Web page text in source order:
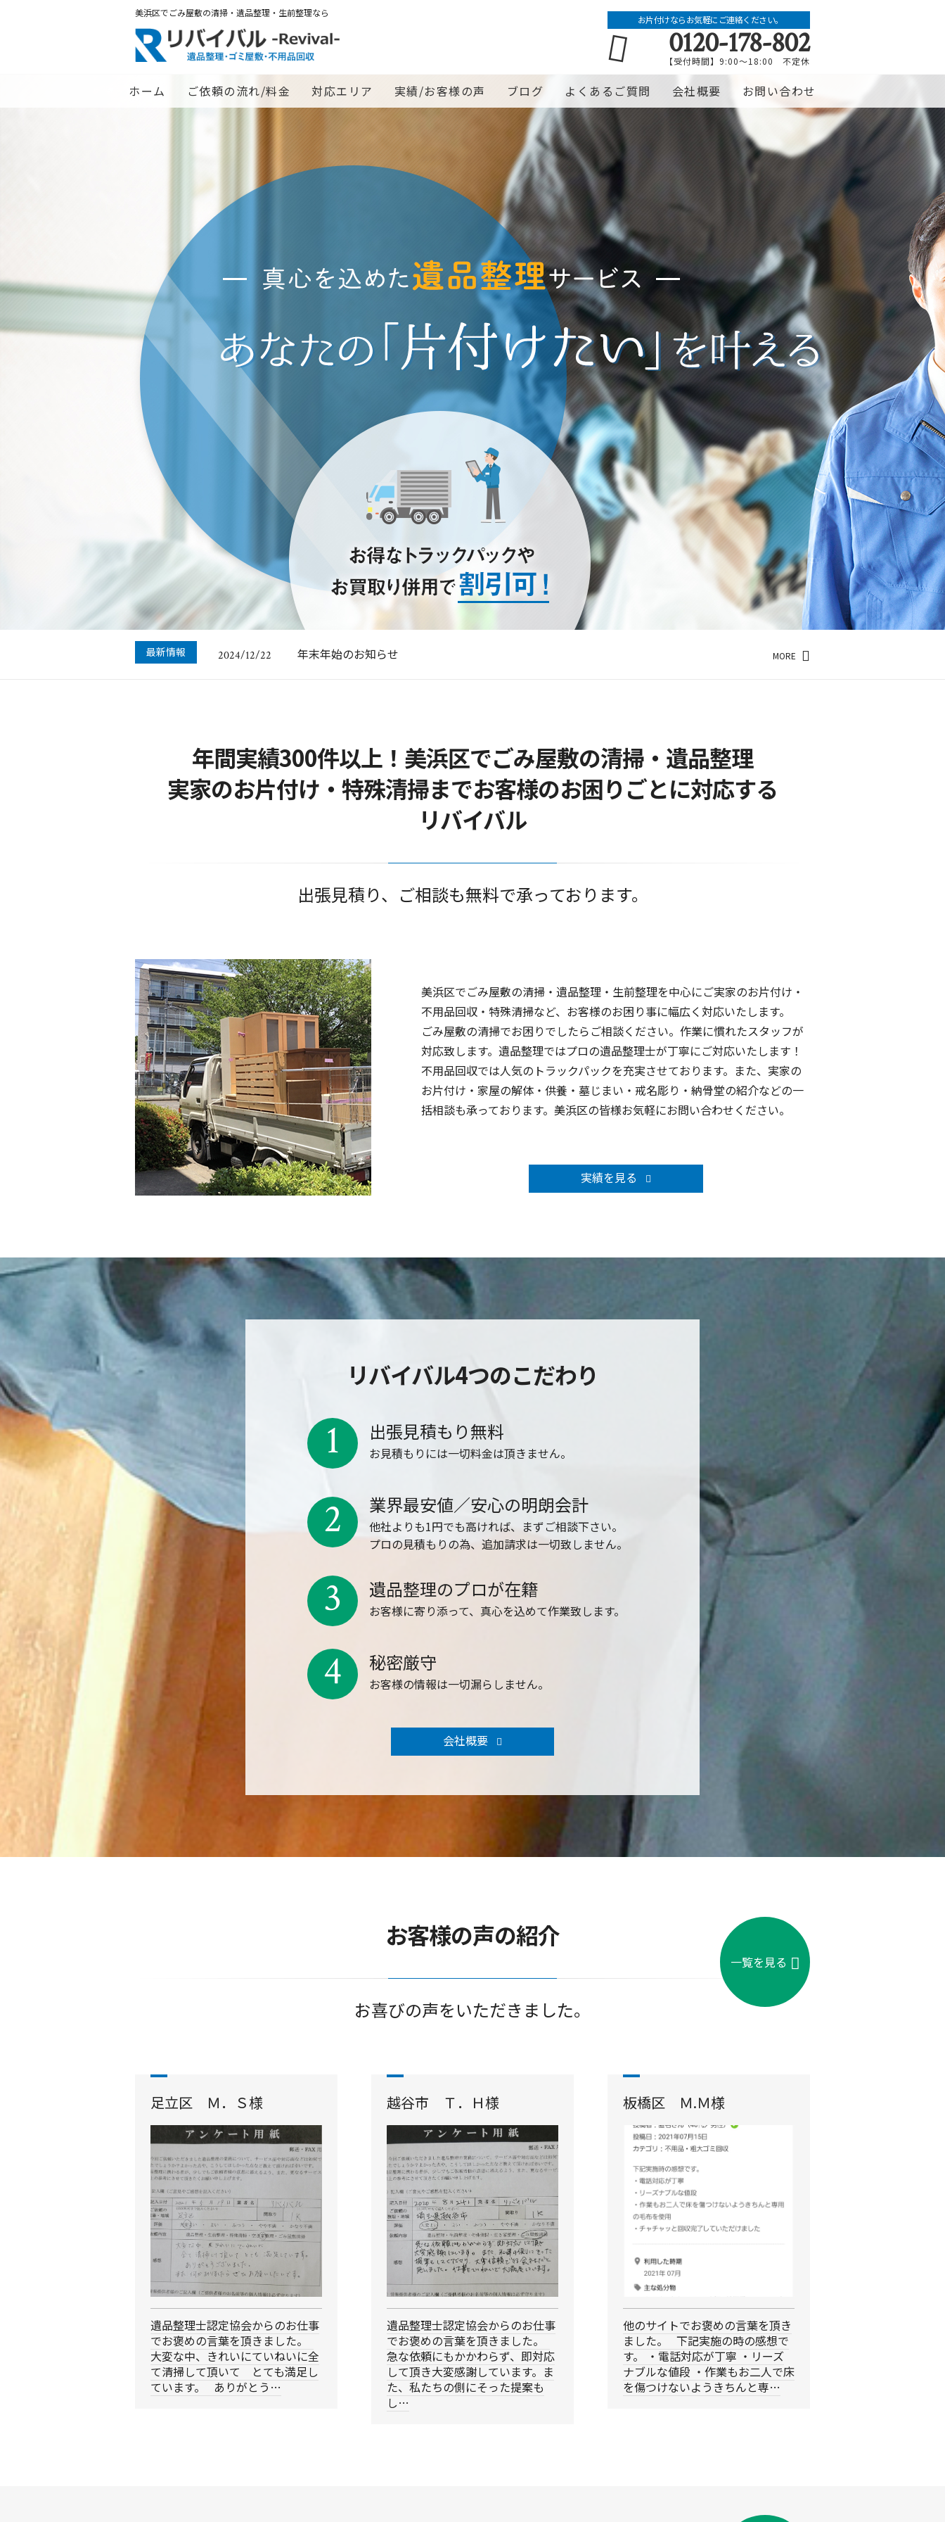
美浜区でごみ屋敷の清掃・遺品整理・生前整理なら
お片付けならお気軽にご連絡ください。
0120-178-802
【受付時間】9:00～18:00 不定休
ホーム ご依頼の流れ/料金 対応エリア 実績/お客様の声 ブログ よくあるご質問 会社概要 お問い合わせ
最新情報
2022/01/23 空き家のお片付けはお任せ下さい
2024/12/22 年末年始のお知らせ
2023/04/21 再 悪質な電話営業には十分お気を付けください。
2024/12/22 年末年始のお知らせ
MORE
年間実績300件以上！美浜区でごみ屋敷の清掃・遺品整理
実家のお片付け・特殊清掃までお客様のお困りごとに対応する
リバイバル
出張見積り、ご相談も無料で承っております。
美浜区でごみ屋敷の清掃・遺品整理・生前整理を中心にご実家のお片付け・
不用品回収・特殊清掃など、お客様のお困り事に幅広く対応いたします。
ごみ屋敷の清掃でお困りでしたらご相談ください。作業に慣れたスタッフが
対応致します。遺品整理ではプロの遺品整理士が丁寧にご対応いたします！
不用品回収では人気のトラックパックを充実させております。また、実家の
お片付け・家屋の解体・供養・墓じまい・戒名彫り・納骨堂の紹介などの一
括相談も承っております。美浜区の皆様お気軽にお問い合わせください。
実績を見る
リバイバル4つのこだわり
出張見積もり無料
お見積もりには一切料金は頂きません。
1
業界最安値／安心の明朗会計
他社よりも1円でも高ければ、まずご相談下さい。
プロの見積もりの為、追加請求は一切致しません。
2
遺品整理のプロが在籍
お客様に寄り添って、真心を込めて作業致します。
3
秘密厳守
お客様の情報は一切漏らしません。
4
会社概要
お客様の声の紹介
お喜びの声をいただきました。
一覧を見る
足立区 Ｍ．Ｓ様
遺品整理士認定協会からのお仕事
でお褒めの言葉を頂きました。
大変な中、きれいにていねいに全
て清掃して頂いて とても満足し
ています。 ありがとう…
越谷市 Ｔ．Ｈ様
遺品整理士認定協会からのお仕事
でお褒めの言葉を頂きました。
急な依頼にもかかわらず、即対応
して頂き大変感謝しています。ま
た、私たちの側にそった提案も
し…
板橋区 Ｍ.Ｍ様
他のサイトでお褒めの言葉を頂き
ました。 下記実施の時の感想で
す。 ・電話対応が丁寧 ・リーズ
ナブルな値段 ・作業もお二人で床
を傷つけないようきちんと専…